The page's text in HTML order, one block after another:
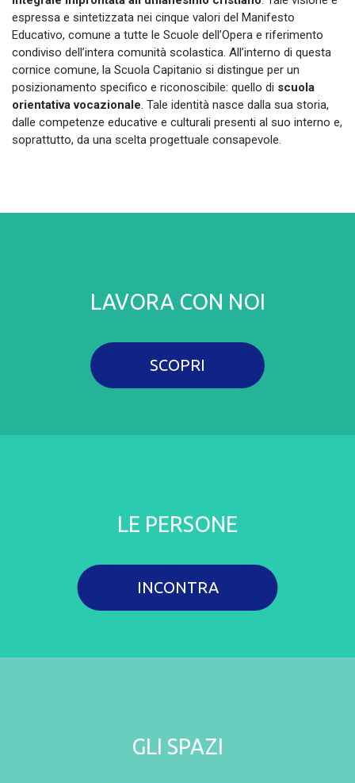
espressa e sintetizzata nei cinque valori del Manifesto
Educativo, comune a tutte le Scuole dell’Opera e riferimento
condiviso dell’intera comunità scolastica. All’interno di questa
cornice comune, la Scuola Capitanio si distingue per un
posizionamento specifico e riconoscibile: quello di scuola
orientativa vocazionale Tale identità nasce dalla sua storia,
dalle competenze educative e culturali presenti al suo interno e,
soprattutto, da una scelta progettuale consapevole.
LAVORA CON NOI
SCOPRI
LE PERSONE
INCONTRA
GLI SPAZI